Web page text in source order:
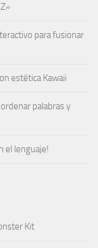
para fusionar
estética Kawaii
ordenar palabras y
el lenguaje!
Kit